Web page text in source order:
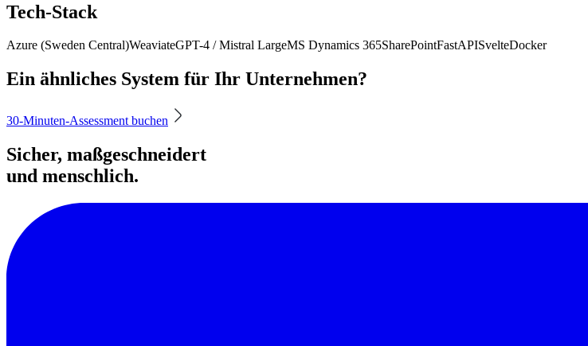
Tech-Stack
Azure (Sweden Central)WeaviateGPT-4 / Mistral LargeMS Dynamics 365SharePointFastAPISvelteDocker
Ein ähnliches System für Ihr Unternehmen?
30-Minuten-Assessment buchen
Sicher, maßgeschneidert
und menschlich.